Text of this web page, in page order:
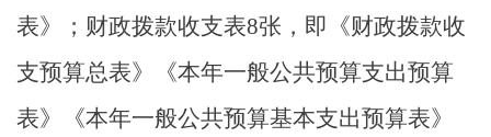
表》；财政拨款收支表8张，即《财政拨款收
支预算总表》《本年一般公共预算支出预算
表》《本年一般公共预算基本支出预算表》